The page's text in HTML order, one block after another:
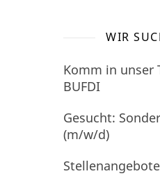
WIR
Komm in unser
BUFDI
Gesucht:
(m/w/d)
Stellenangebote